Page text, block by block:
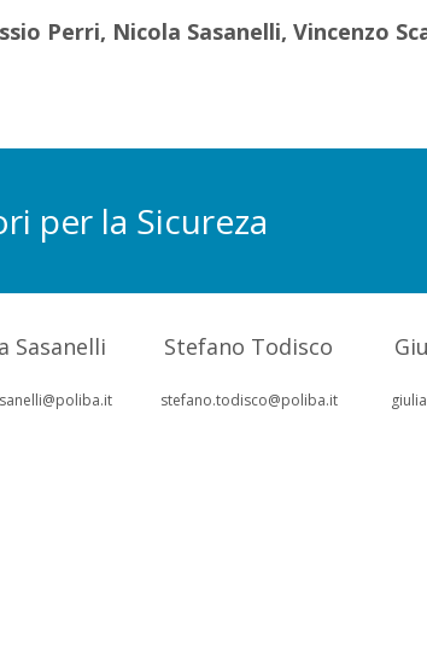
Perri, Nicola Sasanelli, Vincenzo
per la Sicureza
Sasanelli Stefano Todisco
stefano.todisco@poliba.it